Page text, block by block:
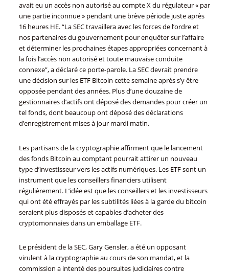
avait eu un accès non autorisé au compte X du régulateur « par
une partie inconnue » pendant une brève période juste après
16 heures HE. “La SEC travaillera avec les forces de l’ordre et
nos partenaires du gouvernement pour enquêter sur l’affaire
et déterminer les prochaines étapes appropriées concernant à
la fois l’accès non autorisé et toute mauvaise conduite
connexe”, a déclaré ce porte-parole. La SEC devrait prendre
une décision sur les ETF Bitcoin cette semaine après s’y être
opposée pendant des années. Plus d’une douzaine de
gestionnaires d’actifs ont déposé des demandes pour créer un
tel fonds, dont beaucoup ont déposé des déclarations
d’enregistrement mises à jour mardi matin.
Les partisans de la cryptographie affirment que le lancement
des fonds Bitcoin au comptant pourrait attirer un nouveau
type d’investisseur vers les actifs numériques. Les ETF sont un
instrument que les conseillers financiers utilisent
régulièrement. L’idée est que les conseillers et les investisseurs
qui ont été effrayés par les subtilités liées à la garde du bitcoin
seraient plus disposés et capables d’acheter des
cryptomonnaies dans un emballage ETF.
Le président de la SEC, Gary Gensler, a été un opposant
virulent à la cryptographie au cours de son mandat, et la
commission a intenté des poursuites judiciaires contre